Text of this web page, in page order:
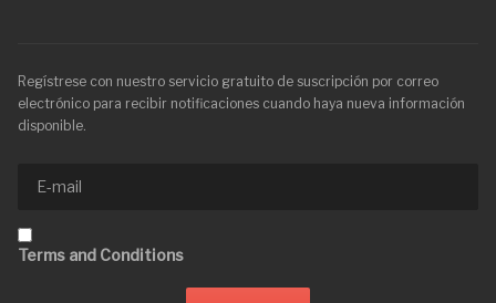
Regístrese con nuestro servicio gratuito de suscripción por correo
electrónico para recibir notificaciones cuando haya nueva información
disponible.
Terms and Conditions